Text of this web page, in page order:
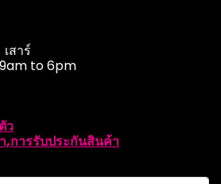
สาร์
to 6pm
ว
,การรับประกันสินค้า